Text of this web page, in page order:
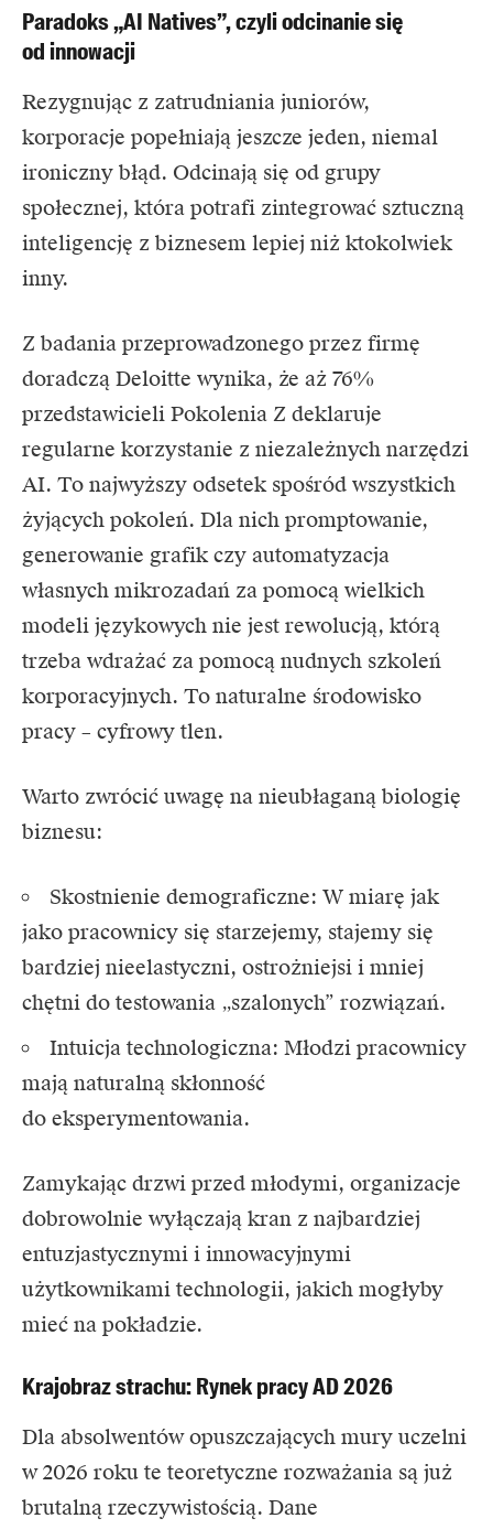
Paradoks „AI Natives”, czyli odcinanie się
od innowacji
Rezygnując z zatrudniania juniorów,
korporacje popełniają jeszcze jeden, niemal
ironiczny błąd. Odcinają się od grupy
społecznej, która potrafi zintegrować sztuczną
inteligencję z biznesem lepiej niż ktokolwiek
inny.
Z badania przeprowadzonego przez firmę
doradczą Deloitte wynika, że aż 76%
przedstawicieli Pokolenia Z deklaruje
regularne korzystanie z niezależnych narzędzi
AI. To najwyższy odsetek spośród wszystkich
żyjących pokoleń. Dla nich promptowanie,
generowanie grafik czy automatyzacja
własnych mikrozadań za pomocą wielkich
modeli językowych nie jest rewolucją, którą
trzeba wdrażać za pomocą nudnych szkoleń
korporacyjnych. To naturalne środowisko
pracy – cyfrowy tlen.
Warto zwrócić uwagę na nieubłaganą biologię
biznesu:
Skostnienie demograficzne: W miarę jak
jako pracownicy się starzejemy, stajemy się
bardziej nieelastyczni, ostrożniejsi i mniej
chętni do testowania „szalonych” rozwiązań.
Intuicja technologiczna: Młodzi pracownicy
mają naturalną skłonność
do eksperymentowania.
Zamykając drzwi przed młodymi, organizacje
dobrowolnie wyłączają kran z najbardziej
entuzjastycznymi i innowacyjnymi
użytkownikami technologii, jakich mogłyby
mieć na pokładzie.
Krajobraz strachu: Rynek pracy AD 2026
Dla absolwentów opuszczających mury uczelni
w 2026 roku te teoretyczne rozważania są już
brutalną rzeczywistością. Dane